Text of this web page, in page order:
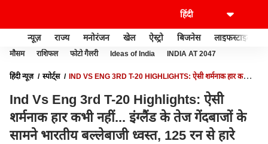
न्यूज़ राज्य मनोरंजन खेल ऐस्ट्रो बिजनेस लाइफस्टाइल
मौसम राशिफल फोटो गैलरी Ideas of India INDIA AT 2047
हिंदी न्यूज़ स्पोर्ट्स
IND VS ENG 3RD T-20 HIGHLIGHTS: ऐसी शर्मनाक हार कभी
Ind Vs Eng 3rd T-20 Highlights: ऐसी
शर्मनाक हार कभी नहीं... इंग्लैंड के तेज गेंदबाजों के
सामने भारतीय बल्लेबाजी ध्वस्त, 125 रन से हारे